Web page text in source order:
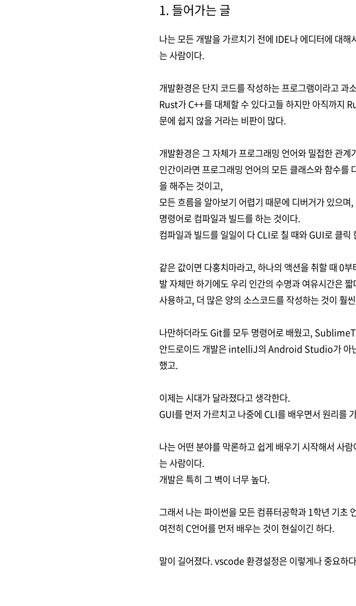
1. 들어가는 글
나는 모든 개발을 가르치기 전에 IDE나 에디터에 대
는 사람이다.
개발환경은 단지 코드를 작성하는 프로그램이라고 과
Rust가 C++를 대체할 수 있다고들 하지만 아직까지
문에 쉽지 않을 거라는 비판이 많다.
개발환경은 그 자체가 프로그래밍 언어와 밀접한 관계
인간이라면 프로그래밍 언어의 모든 클래스와 함수를
을 해주는 것이고,
모든 흐름을 알아보기 어렵기 때문에 디버거가 있으
명령어로 컴파일과 빌드를 하는 것이다.
컴파일과 빌드를 일일이 다 CLI로 칠 때와 GUI로 클
같은 값이면 다홍치마라고, 하나의 액션을 취할 때 0
발 자체만 하기에도 우리 인간의 수명과 여유시간은
사용하고, 더 많은 양의 소스코드를 작성하는 것이 훨
나만하더라도 Git를 모두 명령어로 배웠고,
안드로이드 개발은 intelliJ의 Android Studio가 아
했고.
이제는 시대가 달라졌다고 생각한다.
GUI를 먼저 가르치고 나중에 CLI를 배우면서 원리를
나는 어떤 분야를 막론하고 쉽게 배우기 시작해서 사
는 사람이다.
개발은 특히 그 벽이 너무 높다.
그래서 나는 파이썬을 모든 컴퓨터공학과 1학년 기초
여전히 C언어를 먼저 배우는 것이 현실이긴 하다.
말이 길어졌다. vscode 환경설정은 이렇게나 중요하